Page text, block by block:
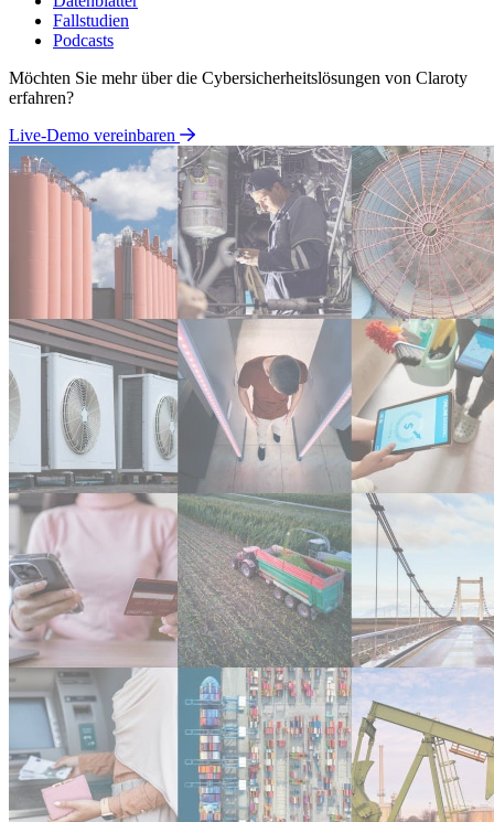
Fallstudien
Podcasts
Möchten Sie mehr über die Cybersicherheitslösungen von Claroty
erfahren?
Live-Demo vereinbaren